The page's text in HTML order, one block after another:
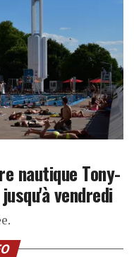
nautique Tony-
vendredi